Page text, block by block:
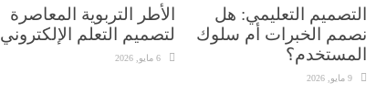
التصميم التعليمي: هل
نصمم الخبرات أم سلوك
المستخدم؟
9 مايو, 2026
الأطر التربوية المعاصرة
لتصميم التعلم الإلكتروني
6 مايو, 2026